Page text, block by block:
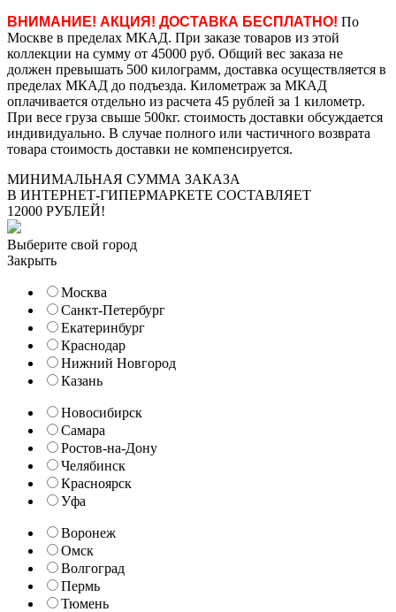
ВНИМАНИЕ! АКЦИЯ! ДОСТАВКА БЕСПЛАТНО! По
Москве в пределах МКАД. При заказе товаров из этой
коллекции на сумму от 45000 руб. Общий вес заказа не
должен превышать 500 килограмм, доставка осуществляется в
пределах МКАД до подъезда. Километраж за МКАД
оплачивается отдельно из расчета 45 рублей за 1 километр.
При весе груза свыше 500кг. стоимость доставки обсуждается
индивидуально. В случае полного или частичного возврата
товара стоимость доставки не компенсируется.
МИНИМАЛЬНАЯ СУММА ЗАКАЗА
В ИНТЕРНЕТ-ГИПЕРМАРКЕТЕ СОСТАВЛЯЕТ
12000 РУБЛЕЙ!
Выберите свой город
Закрыть
Москва
Санкт-Петербург
Екатеринбург
Краснодар
Нижний Новгород
Казань
Новосибирск
Самара
Ростов-на-Дону
Челябинск
Красноярск
Уфа
Воронеж
Омск
Волгоград
Пермь
Тюмень